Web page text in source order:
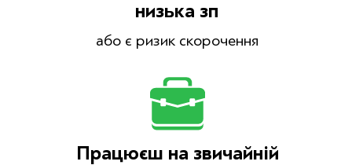
низька зп
або є ризик скорочення
Працюєш на звичайній